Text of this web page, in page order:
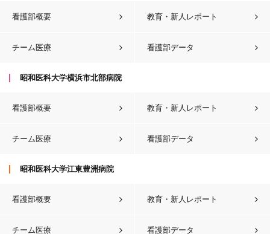
看護部概要
チーム医療
教育・新人レポート
看護部データ
昭和医科大学横浜市北部病院
看護部概要
チーム医療
教育・新人レポート
看護部データ
昭和医科大学江東豊洲病院
看護部概要
チーム医療
教育・新人レポート
看護部データ